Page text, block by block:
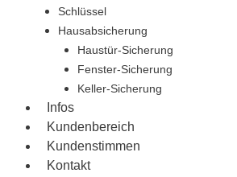
Schlüssel
Hausabsicherung
Haustür-Sicherung
Fenster-Sicherung
Keller-Sicherung
Infos
Kundenbereich
Kundenstimmen
Kontakt